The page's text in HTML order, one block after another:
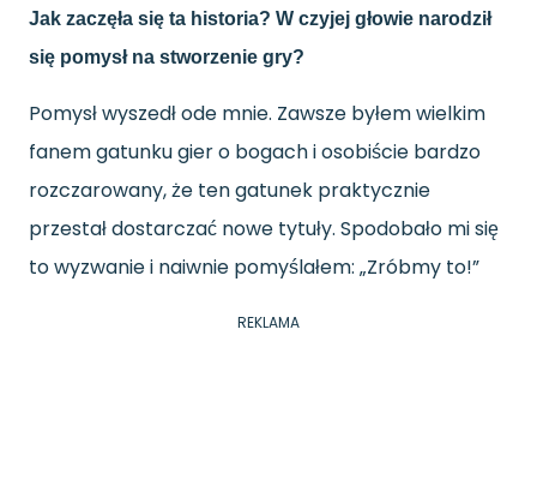
Jak zaczęła się ta historia? W czyjej głowie narodził
się pomysł na stworzenie gry?
Pomysł wyszedł ode mnie. Zawsze byłem wielkim
fanem gatunku gier o bogach i osobiście bardzo
rozczarowany, że ten gatunek praktycznie
przestał dostarczać nowe tytuły. Spodobało mi się
to wyzwanie i naiwnie pomyślałem: „Zróbmy to!”
REKLAMA